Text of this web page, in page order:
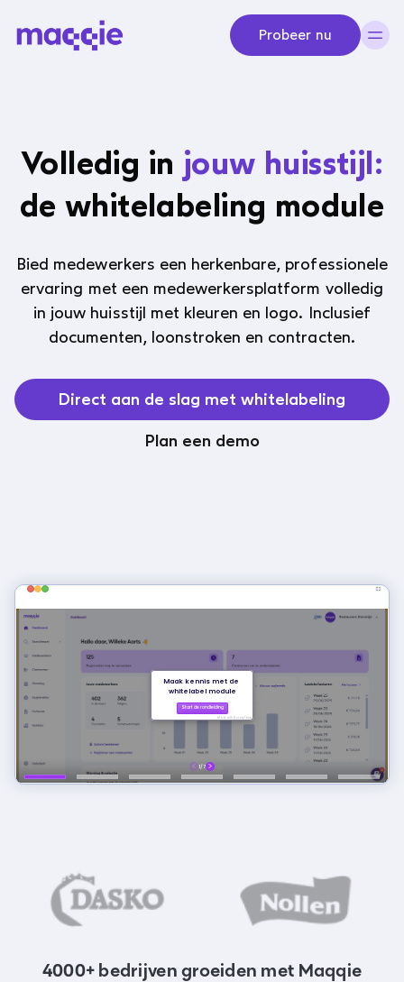
Probeer nu
Volledig in jouw huisstijl:
de whitelabeling module
Bied medewerkers een herkenbare, professionele
ervaring met een medewerkersplatform volledig
in jouw huisstijl met kleuren en logo. Inclusief
documenten, loonstroken en contracten.
Direct aan de slag met whitelabeling
Plan een demo
4000+ bedrijven groeiden met Maqqie